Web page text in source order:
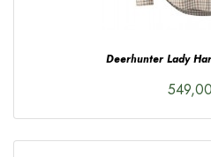
Deerhunter Lady